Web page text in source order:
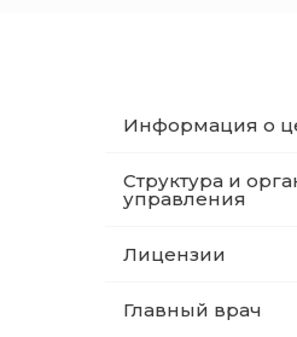
Информация о
Структура и
управления
Лицензии
Главный врач